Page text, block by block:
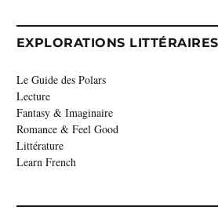
EXPLORATIONS LITTÉRAIRES
Le Guide des Polars
Lecture
Fantasy & Imaginaire
Romance & Feel Good
Littérature
Learn French